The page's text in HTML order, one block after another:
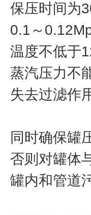
保压时间为
0.1～
温度不低于
蒸汽压力不
失去过滤作
同时确保罐
否则对罐体
罐内和管道